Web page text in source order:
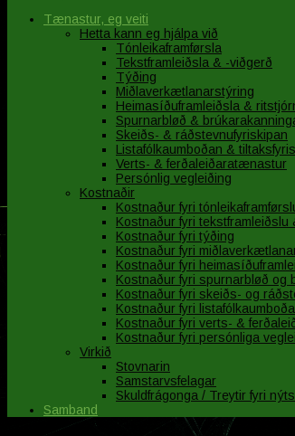
Tænastur, eg veiti
Hetta kann eg hjálpa við
Tónleikaframførsla
Tekstframleiðsla & -viðgerð
Týðing
Miðlaverkætlanarstýring
Heimasíðuframleiðsla &
Spurnarbløð &
Skeiðs- & ráðstevnufyriskipan
Listafólkaumboðan &
Verts- & ferðaleiðaratænastur
Persónlig vegleiðing
Kostnaðir
Kostnaður fyri
Kostnaður fyri tekstframleiðslu
Kostnaður fyri týðing
Kostnaður fyri
Kostnaður fyri
Kostnaður fyri spurnarbløð og
Kostnaður fyri skeiðs- og
Kostnaður fyri
Kostnaður fyri verts- &
Kostnaður fyri persónliga
Virkið
Stovnarin
Samstarvsfelagar
Skuldfrágonga / Treytir fyri
Samband